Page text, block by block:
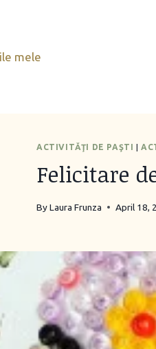
mele
ACTIVITĂŢI DE PAŞTI |
Felicitare
ByLaura Frunza April 18,